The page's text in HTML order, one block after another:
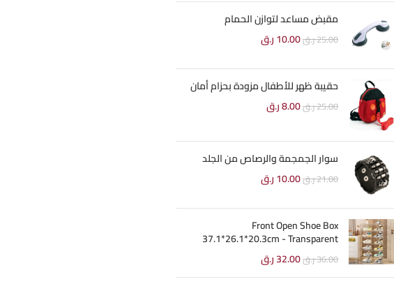
مقبض مساعد لتوازن الحمام
25.00ر.ق10.00ر.ق
حقيبة ظهر للأطفال مزودة بحزام أمان
25.00ر.ق8.00ر.ق
سوار الجمجمة والرصاص من الجلد
21.00ر.ق10.00ر.ق
Front Open Shoe Box
37.1*26.1*20.3cm - Transparent
36.00ر.ق32.00ر.ق